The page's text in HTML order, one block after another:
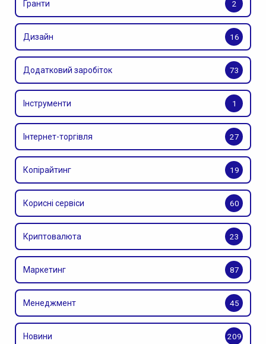
Гранти 2
Дизайн 16
Додатковий заробіток 73
Інструменти 1
Інтернет-торгівля 27
Копірайтинг 19
Корисні сервіси 60
Криптовалюта 23
Маркетинг 87
Менеджмент 45
Новини 209